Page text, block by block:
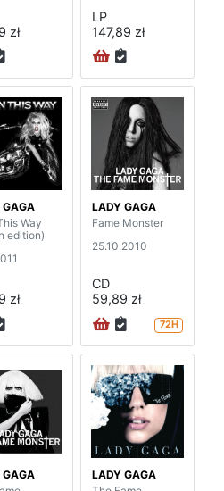
zł
LP
147,89 zł
GAGA
Way
edition)
zł
LADY GAGA
Fame Monster
25.10.2010
CD
59,89 zł
72H
GAGA
LADY GAGA